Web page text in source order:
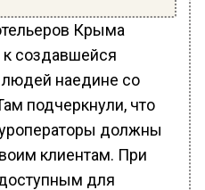
Крыма
к создавшейся
людей наедине со
подчеркнули, что
должны
клиентам. При
для